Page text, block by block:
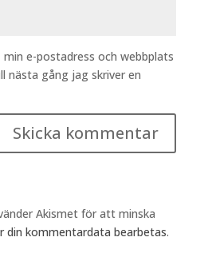
e-postadress och webbplats
nästa gång jag skriver en
Akismet för att minska
din kommentardata bearbetas.